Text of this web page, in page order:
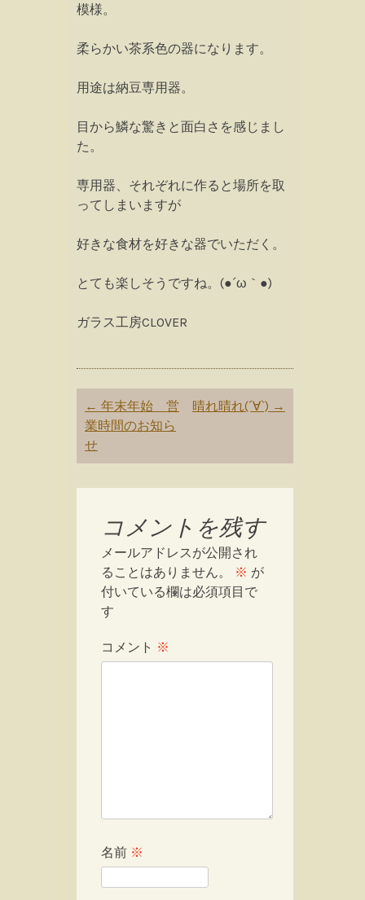
模様。
柔らかい茶系色の器になります。
用途は納豆専用器。
目から鱗な驚きと面白さを感じまし
た。
専用器、それぞれに作ると場所を取
ってしまいますが
好きな食材を好きな器でいただく。
とても楽しそうですね。(●´ω｀●)
ガラス工房CLOVER
Post
navigation
← 年末年始 営
業時間のお知ら
せ
晴れ晴れ(´∀`) →
コメントを残す
メールアドレスが公開され
ることはありません。
※ が
付いている欄は必須項目で
す
コメント ※
名前 ※